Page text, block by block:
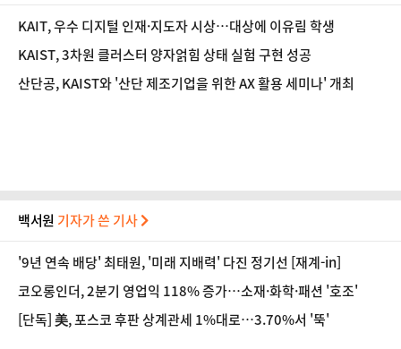
KAIT, 우수 디지털 인재·지도자 시상…대상에 이유림 학생
KAIST, 3차원 클러스터 양자얽힘 상태 실험 구현 성공
산단공, KAIST와 '산단 제조기업을 위한 AX 활용 세미나' 개최
백서원 기자가 쓴 기사
'9년 연속 배당' 최태원, '미래 지배력' 다진 정기선 [재계-in]
코오롱인더, 2분기 영업익 118% 증가…소재·화학·패션 '호조'
[단독] 美, 포스코 후판 상계관세 1%대로…3.70%서 '뚝'